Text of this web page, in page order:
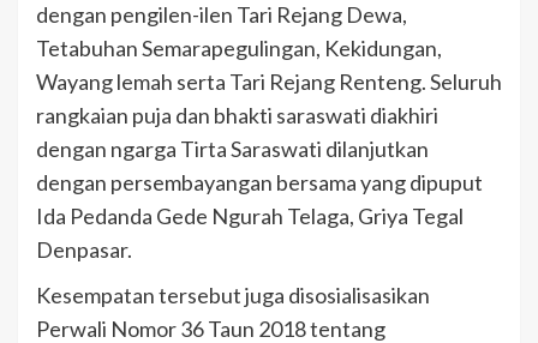
dengan pengilen-ilen Tari Rejang Dewa,
Tetabuhan Semarapegulingan, Kekidungan,
Wayang lemah serta Tari Rejang Renteng. Seluruh
rangkaian puja dan bhakti saraswati diakhiri
dengan ngarga Tirta Saraswati dilanjutkan
dengan persembayangan bersama yang dipuput
Ida Pedanda Gede Ngurah Telaga, Griya Tegal
Denpasar.
Kesempatan tersebut juga disosialisasikan
Perwali Nomor 36 Taun 2018 tentang